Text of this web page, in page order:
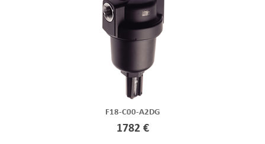
F18-C00-A2DG
1782 €